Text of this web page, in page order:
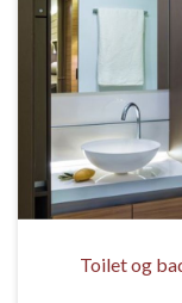
Toilet og